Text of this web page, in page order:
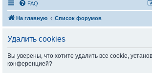
FAQ
На главную Список форумов
Удалить cookies
Вы уверены, что хотите удалить все cookie,
конференцией?